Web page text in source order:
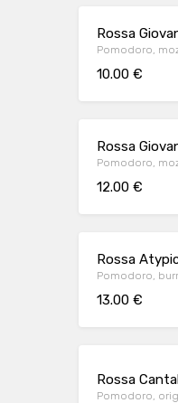
Rossa
Pomodoro,
10.00 €
Rossa
Pomodoro,
12.00 €
Rossa
Pomodoro,
13.00 €
Rossa
Pomodoro,